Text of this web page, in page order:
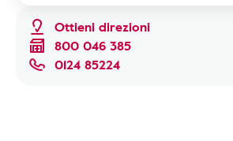
Ottieni direzioni
800 046 385
0124 85224